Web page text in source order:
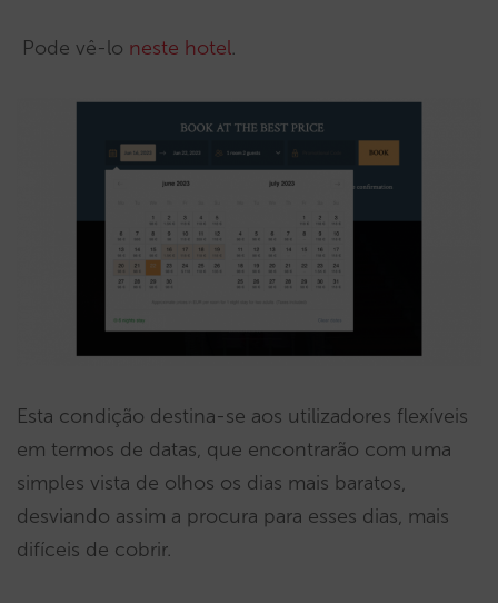
Pode vê-lo neste hotel.
Esta condição destina-se aos utilizadores flexíveis
em termos de datas, que encontrarão com uma
simples vista de olhos os dias mais baratos,
desviando assim a procura para esses dias, mais
difíceis de cobrir.